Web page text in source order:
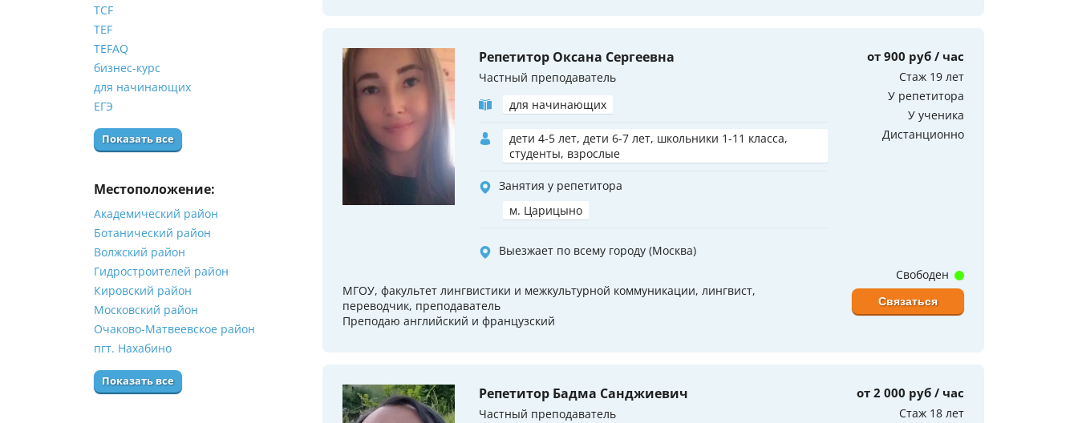
TCF
TEF
TEFAQ
бизнес-курс
для начинающих
ЕГЭ
Показать все
Местоположение:
Академический район
Ботанический район
Волжский район
Гидростроителей район
Кировский район
Московский район
Очаково-Матвеевское район
пгт. Нахабино
Показать все
Репетитор Оксана Сергеевна
Частный преподаватель
для начинающих
дети 4-5 лет, дети 6-7 лет, школьники 1-11 класса,
студенты, взрослые
Занятия у репетитора
м. Царицыно
Выезжает по всему городу (Москва)
от 900 руб / час
Стаж 19 лет
У репетитора
У ученика
Дистанционно
МГОУ, факультет лингвистики и межкультурной коммуникации, лингвист,
переводчик, преподаватель
Преподаю английский и французский
Свободен
Связаться
Репетитор Бадма Санджиевич
Частный преподаватель
от 2 000 руб / час
Стаж 18 лет